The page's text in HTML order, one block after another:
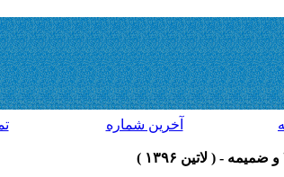
آخرين شماره